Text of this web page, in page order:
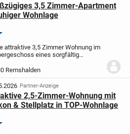
3,5 Zimmer-Apartment
Wohnlage
attraktive 3,5 Zimmer Wohnung im
eines sorgfältig
Wohnumfeld. Ein geräumiger
lädt zu entspannten Momenten
das...
Remshalden
Partner-Anzeige
2,5-Zimmer-Wohnung mit
& Stellplatz in TOP-Wohnlage